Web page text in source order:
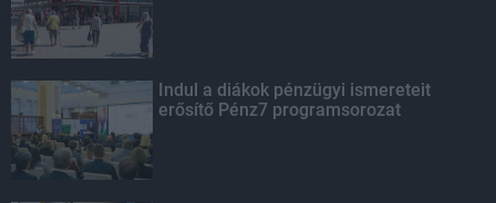
Indul a diákok pénzügyi ismereteit
erősítő Pénz7 programsorozat